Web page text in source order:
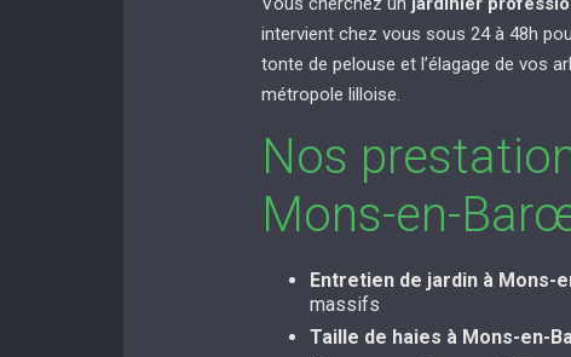
intervient chez vous sous 24 à 48h
tonte de pelouse et l’élagage de vos
métropole lilloise.
Nos
Mons-en-
Entretien de jardin à Mons-
massifs
Taille de haies à Mons-en-